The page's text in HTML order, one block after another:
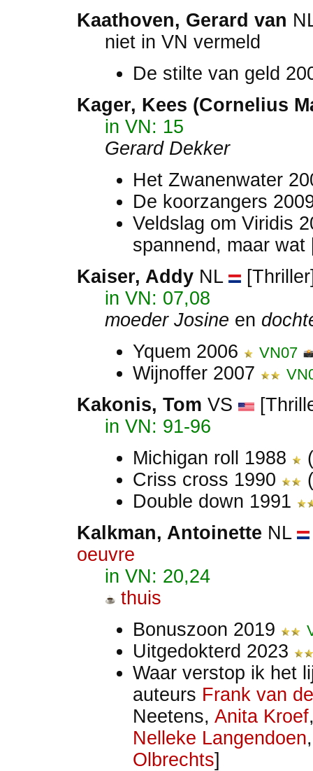
Kaathoven, Gerard van
niet in VN vermeld
De stilte van geld
Kager, Kees (Cornelius
in VN: 15
Gerard Dekker
Het Zwanenwater
De koorzangers
Veldslag om Viridis
spannend, maar
Kaiser, Addy NL
in VN: 07,08
moeder Josine en
Yquem 2006
VN07
Wijnoffer 2007
Kakonis, Tom VS
in VN: 91-96
Michigan roll 1988
Criss cross 1990
Double down 1991
Kalkman, Antoinette NL
oeuvre
in VN: 20,24
thuis
Bonuszoon 2019
Uitgedokterd 2023
Waar verstop ik het
auteurs Frank van
Neetens, Anita Kroef
Nelleke Langendoen
Olbrechts]